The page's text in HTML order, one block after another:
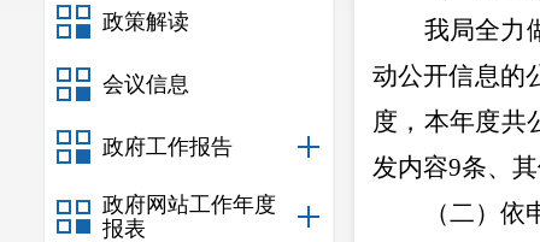
政策解读
会议信息
政府工作报告
政府网站工作年度
报表
我局全力
动公开信息的
度，本年度共
发内容9条、
（二）依